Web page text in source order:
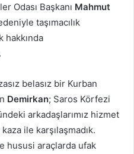
Odası Başkanı Mahmut
taşımacılık
hakkında
belasız bir Kurban
Demirkan; Saros Körfezi
arkadaşlarımız hizmet
ile karşılaşmadık.
hususi araçlarda ufak